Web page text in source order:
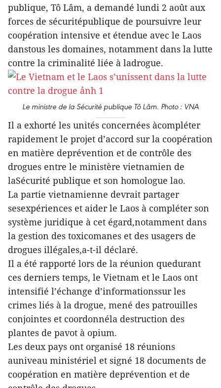
publique, Tô Lâm, a demandé lundi 2 août aux
forces de sécuritépublique de poursuivre leur
coopération intensive et étendue avec le Laos
danstous les domaines, notamment dans la lutte
contre la criminalité liée à ladrogue.
Le ministre de la Sécurité publique Tô Lâm. Photo : VNA
Il a exhorté les unités concernées àcompléter
rapidement le projet d’accord sur la coopération
en matière deprévention et de contrôle des
drogues entre le ministère vietnamien de
laSécurité publique et son homologue lao.
La partie vietnamienne devrait partager
sesexpériences et aider le Laos à compléter son
système juridique à cet égard,notamment dans
la gestion des toxicomanes et des usagers de
drogues illégales,a-t-il déclaré.
Il a été rapporté lors de la réunion quedurant
ces derniers temps, le Vietnam et le Laos ont
intensifié l’échange d’informationssur les
crimes liés à la drogue, mené des patrouilles
conjointes et coordonnéla destruction des
plantes de pavot à opium.
Les deux pays ont organisé 18 réunions
auniveau ministériel et signé 18 documents de
coopération en matière deprévention et de